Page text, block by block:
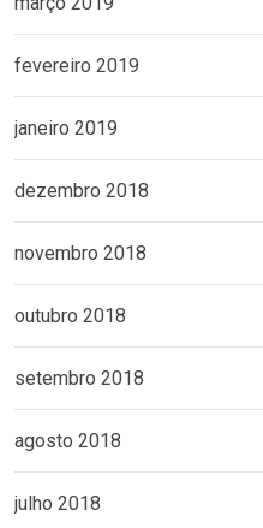
fevereiro 2019
janeiro 2019
dezembro 2018
novembro 2018
outubro 2018
setembro 2018
agosto 2018
julho 2018